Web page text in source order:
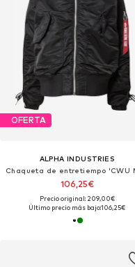
OFERTA
ALPHA INDUSTRIES
106,25€
Precio original: 209,00€
Último precio más bajo:106,25€